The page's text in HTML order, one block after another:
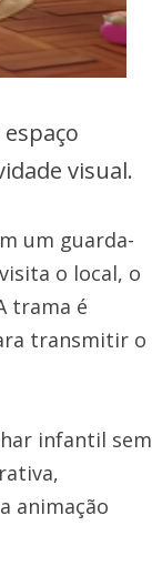
visual.
um guarda-
o local, o
trama é
transmitir o
infantil sem
animação